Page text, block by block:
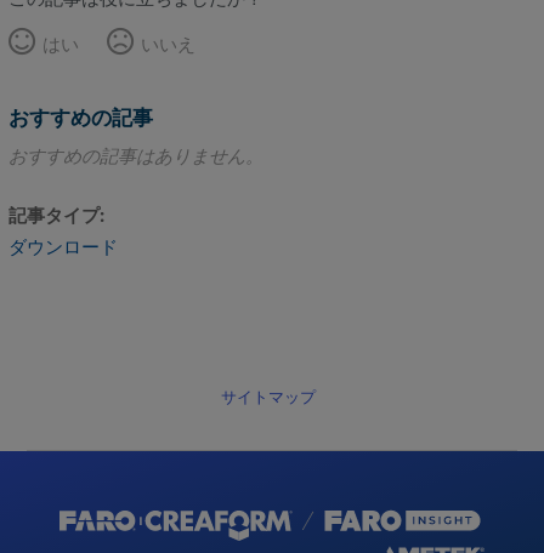
はい
いいえ
おすすめの記事
おすすめの記事はありません。
記事タイプ
ダウンロード
サイトマップ